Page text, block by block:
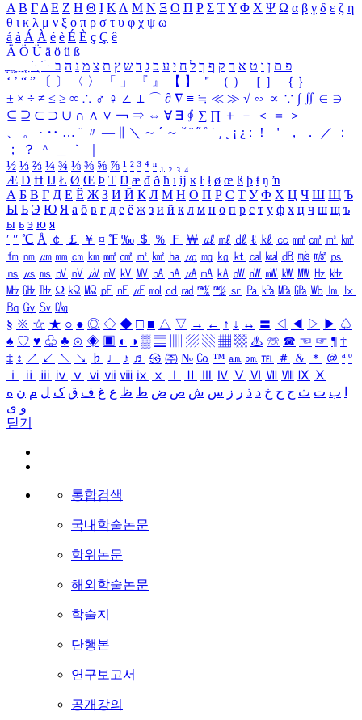
Α Β ΓΔ Ε Ζ Η Θ Ι ΚΛ Μ Ν Ξ Ο Π Ρ Σ ΤΥ Φ Χ Ψ Ω α β γ δ ε ζ η
θ ι κ λ μ ν ξ ο π ρ σ τ υ φ χ ψ ω
á à Á À é è É È ç Ç ê
Ä Ö Ü ä ö ü ß
ִֶֹ ֻּ ׁׂ פ ם ן ו ט א ר ק ף ך ל ח י ע כ ג ד ש ץ ת צ מ נ ה ב
‘ ’ “ ” 〔 〕 〈 〉 「 」 『 』 【 】 ＂ （ ） ［ ］ ｛ ｝
± × ÷ ≠ ≤ ≥ ∞ ∴ ♂ ♀ ∠ ⊥ ⌒ ∂ ∇ ≡ ≒ ≪ ≫ √ ∽ ∝ ∵ ∫ ∬ ∈ ∋
⊆ ⊇ ⊂ ⊃ ∪ ∩ ∧ ∨ ￢ ⇒ ⇔ ∀ ∃ ∮ ∑ ∏ ＋ － ＜ ＝
＞
、
。 · ‥ … ¨ 〃 ― ＼ ∼ ´ ～ ˇ ˘ ˝ ˚ ˙ ¸ ¡ ¿ ː ！ ＇ ， ． ／
：
；
？ ＾ ｀
½ ⅓ ⅔ ¼ ¾ ⅛ ⅜ ⅝ ⅞ ¹ ² ³ ⁴ ⁿ ₁ ₂ ₃ ₄
Æ Ð Ħ Ĳ Ł Ø Œ Þ Ŧ Ŋ æ đ ð ħ ı ĳ ĸ ŀ ł ø œ ß þ ŧ ŋ ŉ
А Б В Г Д Е Ё Ж З И Й К Л М Н О П Р С Т У Ф Х Ц Ч Ш Щ Ъ
Ы Ь Э Ю Я а б в г д е ё ж з и й к л м н о п р с т у ф х ц ч ш щ ъ
ы ь э ю я
′ ″ ℃ Å ￠ ￡ ￥ ¤ ℉ ‰ ＄ ％ Ｆ ￦ ㎕ ㎖ ㎗ ℓ ㎘ ㏄ ㎣ ㎤ ㎥ ㎦
㎙ ㎚ ㎛ ㎜ ㎝ ㎞ ㎟ ㎠ ㎡ ㎢ ㏊ ㎍ ㎎ ㎏ ㏏ ㎈ ㎉ ㏈ ㎧ ㎨ ㎰
㎱ ㎲ ㎳ ㎴ ㎵ ㎶ ㎷ ㎸ ㎹ ㎀ ㎁ ㎂ ㎃ ㎄ ㎺ ㎻ ㎽ ㎾ ㎿ ㎐ ㎑
㎒ ㎓ ㎔ Ω ㏀ ㏁ ㎊ ㎋ ㎌ ㏖ ㏅ ㎭ ㎮ ㎯ ㏛ ㎩ ㎪ ㎫ ㎬ ㏝ ㏐
㏓
㏃ ㏉ ㏜ ㏆
§ ※ ☆ ★ ○ ● ◎ ◇ ◆ □ ■ △ ▽ → ← ↑ ↓ ↔ 〓 ◁ ◀ ▷ ▶ ♤
♠ ♡ ♥ ♧ ♣ ⊙ ◈ ▣ ◐ ◑ ▒ ▤ ▨ ▧ ▦ ▩ ♨ ☏ ☎ ☜ ☞ ¶ †
‡ ↕ ↗ ↙ ↖ ↘ ♭ ♩ ♪ ♬ ㉿ ㈜ № ㏇ ™ ㏂ ㏘ ℡ ＃ ＆ ＊ ＠ ª º
ⅰ
ⅱ ⅲ ⅳ ⅴ ⅵ ⅶ ⅷ ⅸ ⅹ Ⅳ Ⅴ Ⅵ Ⅶ Ⅷ Ⅸ Ⅹ
ب ت ث ج ح خ د ذ ر ز س ش ص ض ط ظ ع غ ف ق ک ل م ن ه
و ی
닫기
통합검색
국내학술논문
학위논문
해외학술논문
학술지
단행본
연구보고서
공개강의